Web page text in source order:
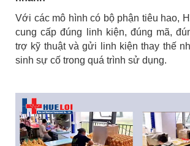
Với các mô hình có bộ phận tiêu hao,
cung cấp đúng linh kiện, đúng mã,
trợ kỹ thuật và gửi linh kiện thay thế
sinh sự cố trong quá trình sử dụng.